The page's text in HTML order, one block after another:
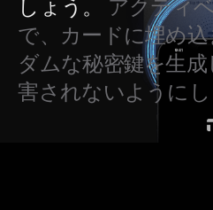
しょう。
アクティ
で、カードに埋め
ダムな秘密鍵を生
害されないように